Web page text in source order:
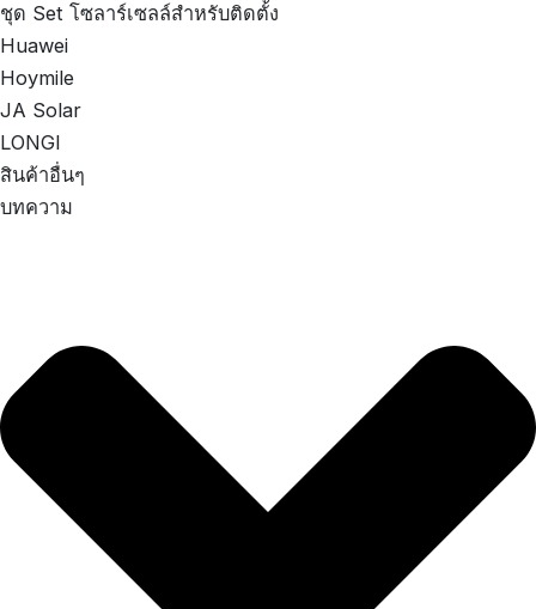
ชุด Set โซลาร์เซลล์สำหรับติดตั้ง
Huawei
Hoymile
JA Solar
LONGI
สินค้าอื่นๆ
บทความ